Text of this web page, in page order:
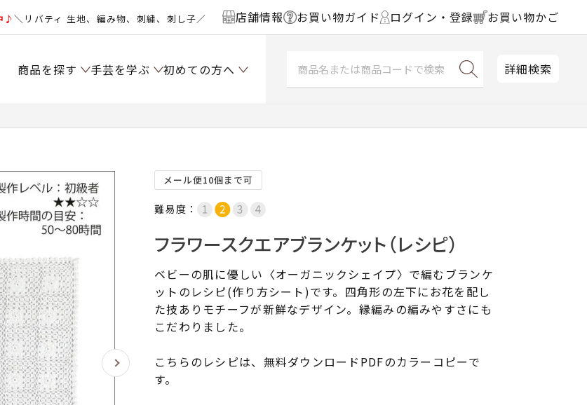
♪＼リバティ 生地、編み物、刺繍、刺し子／ 店舗情報 お買い物ガイド ログイン・登録 お買い物かご
商品を探す 手芸を学ぶ 初めての方へ 詳細検索
メール便10個まで可
難易度：
フラワースクエアブランケット（レシピ）
ベビーの肌に優しい〈オーガニックシェイプ〉で編むブランケ
ットのレシピ(作り方シート)です。四角形の左下にお花を配し
た技ありモチーフが新鮮なデザイン。縁編みの編みやすさにも
こだわりました。
こちらのレシピは、無料ダウンロードPDFのカラーコピーで
す。